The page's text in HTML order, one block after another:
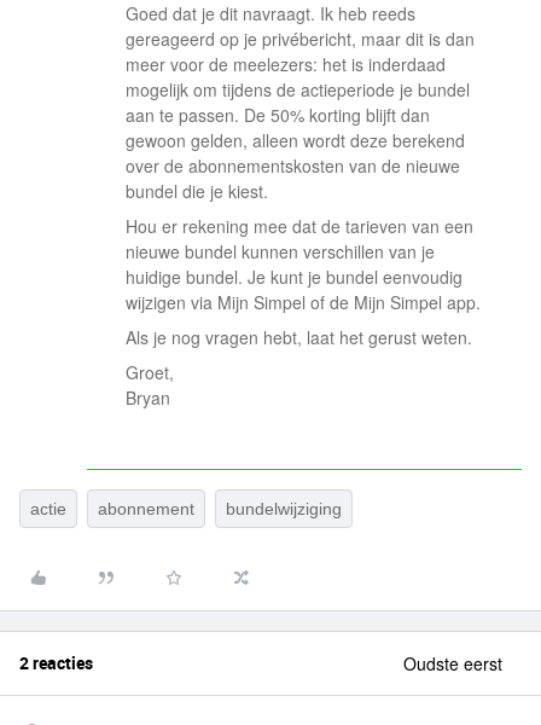
Goed dat je dit navraagt. Ik heb reeds
gereageerd op je privébericht, maar dit is dan
meer voor de meelezers: het is inderdaad
mogelijk om tijdens de actieperiode je bundel
aan te passen. De 50% korting blijft dan
gewoon gelden, alleen wordt deze berekend
over de abonnementskosten van de nieuwe
bundel die je kiest.
Hou er rekening mee dat de tarieven van een
nieuwe bundel kunnen verschillen van je
huidige bundel. Je kunt je bundel eenvoudig
wijzigen via Mijn Simpel of de Mijn Simpel app.
Als je nog vragen hebt, laat het gerust weten.
Groet,
Bryan
actie abonnement bundelwijziging
2 reacties Oudste eerst